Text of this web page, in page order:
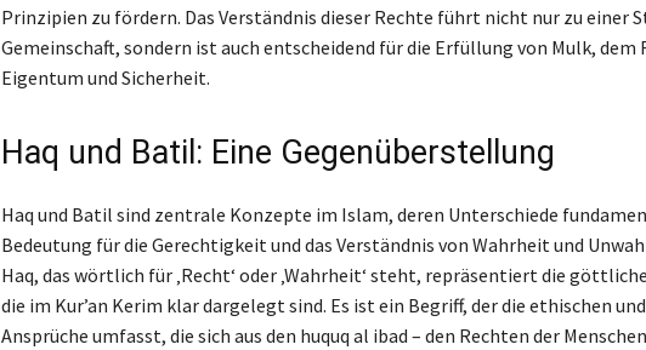
Prinzipien zu fördern. Das Verständnis dieser Rechte führt nicht nur zu einer
Gemeinschaft, sondern ist auch entscheidend für die Erfüllung von Mulk, dem
Eigentum und Sicherheit.
Haq und Batil: Eine Gegenüberstellung
Haq und Batil sind zentrale Konzepte im Islam, deren Unterschiede
Bedeutung für die Gerechtigkeit und das Verständnis von Wahrheit und
Haq, das wörtlich für ‚Recht‘ oder ‚Wahrheit‘ steht, repräsentiert die
die im Kur’an Kerim klar dargelegt sind. Es ist ein Begriff, der die ethischen
Ansprüche umfasst, die sich aus den huquq al ibad – den Rechten der